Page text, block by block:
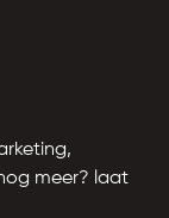
meer? laat